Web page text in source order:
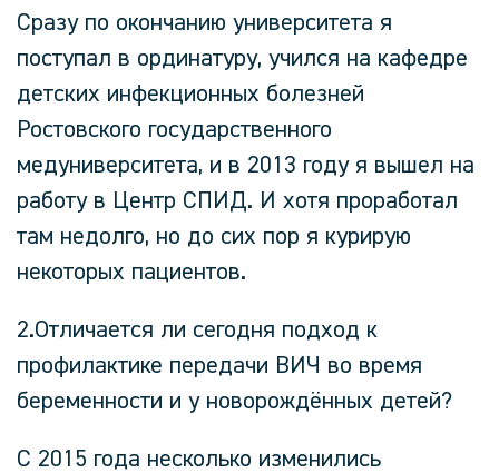
Сразу по окончанию университета я
поступал в ординатуру, учился на кафедре
детских инфекционных болезней
Ростовского государственного
медуниверситета, и в 2013 году я вышел на
работу в Центр СПИД. И хотя проработал
там недолго, но до сих пор я курирую
некоторых пациентов.
2.Отличается ли сегодня подход к
профилактике передачи ВИЧ во время
беременности и у новорождённых детей?
С 2015 года несколько изменились